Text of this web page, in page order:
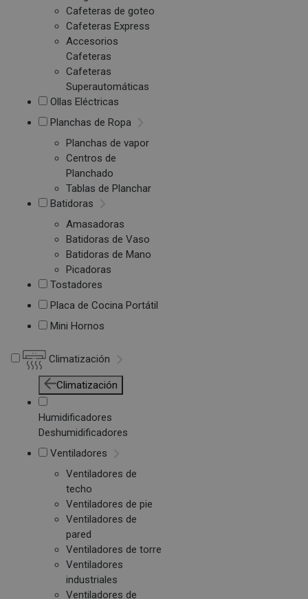
Cafeteras de goteo
Cafeteras Express
Accesorios
Cafeteras
Cafeteras
Superautomáticas
Ollas Eléctricas
Planchas de Ropa
Planchas de vapor
Centros de
Planchado
Tablas de Planchar
Batidoras
Amasadoras
Batidoras de Vaso
Batidoras de Mano
Picadoras
Tostadores
Placa de Cocina Portátil
Mini Hornos
Climatización
Climatización
Humidificadores
Deshumidificadores
Ventiladores
Ventiladores de
techo
Ventiladores de pie
Ventiladores de
pared
Ventiladores de torre
Ventiladores
industriales
Ventiladores de